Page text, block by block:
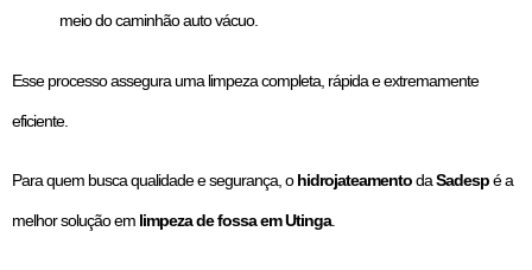
meio do caminhão auto vácuo.
Esse processo assegura uma limpeza completa, rápida e extremamente
eficiente.
Para quem busca qualidade e segurança, ohidrojateamentodaSadespé a
melhor solução em limpeza de fossa em Utinga.